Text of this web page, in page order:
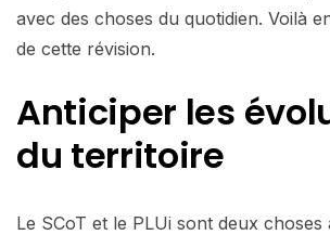
avec des choses du quotidien. Voilà
de cette révision.
Anticiper les
du territoire
Le SCoT et le PLUi sont deux choses